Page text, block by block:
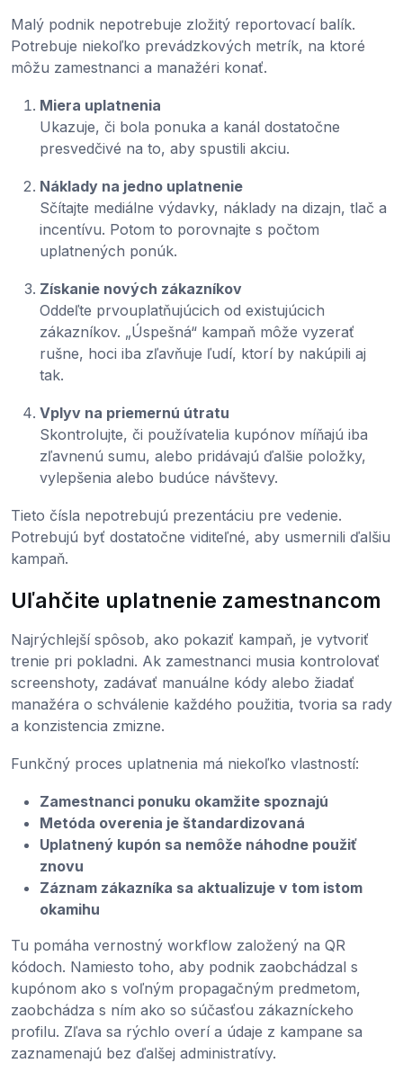
Malý podnik nepotrebuje zložitý reportovací balík.
Potrebuje niekoľko prevádzkových metrík, na ktoré
môžu zamestnanci a manažéri konať.
Miera uplatnenia
Ukazuje, či bola ponuka a kanál dostatočne
presvedčivé na to, aby spustili akciu.
Náklady na jedno uplatnenie
Sčítajte mediálne výdavky, náklady na dizajn, tlač a
incentívu. Potom to porovnajte s počtom
uplatnených ponúk.
Získanie nových zákazníkov
Oddeľte prvouplatňujúcich od existujúcich
zákazníkov. „Úspešná“ kampaň môže vyzerať
rušne, hoci iba zľavňuje ľudí, ktorí by nakúpili aj
tak.
Vplyv na priemernú útratu
Skontrolujte, či používatelia kupónov míňajú iba
zľavnenú sumu, alebo pridávajú ďalšie položky,
vylepšenia alebo budúce návštevy.
Tieto čísla nepotrebujú prezentáciu pre vedenie.
Potrebujú byť dostatočne viditeľné, aby usmernili ďalšiu
kampaň.
Uľahčite uplatnenie zamestnancom
Najrýchlejší spôsob, ako pokaziť kampaň, je vytvoriť
trenie pri pokladni. Ak zamestnanci musia kontrolovať
screenshoty, zadávať manuálne kódy alebo žiadať
manažéra o schválenie každého použitia, tvoria sa rady
a konzistencia zmizne.
Funkčný proces uplatnenia má niekoľko vlastností:
Zamestnanci ponuku okamžite spoznajú
Metóda overenia je štandardizovaná
Uplatnený kupón sa nemôže náhodne použiť
znovu
Záznam zákazníka sa aktualizuje v tom istom
okamihu
Tu pomáha vernostný workflow založený na QR
kódoch. Namiesto toho, aby podnik zaobchádzal s
kupónom ako s voľným propagačným predmetom,
zaobchádza s ním ako so súčasťou zákazníckeho
profilu. Zľava sa rýchlo overí a údaje z kampane sa
zaznamenajú bez ďalšej administratívy.